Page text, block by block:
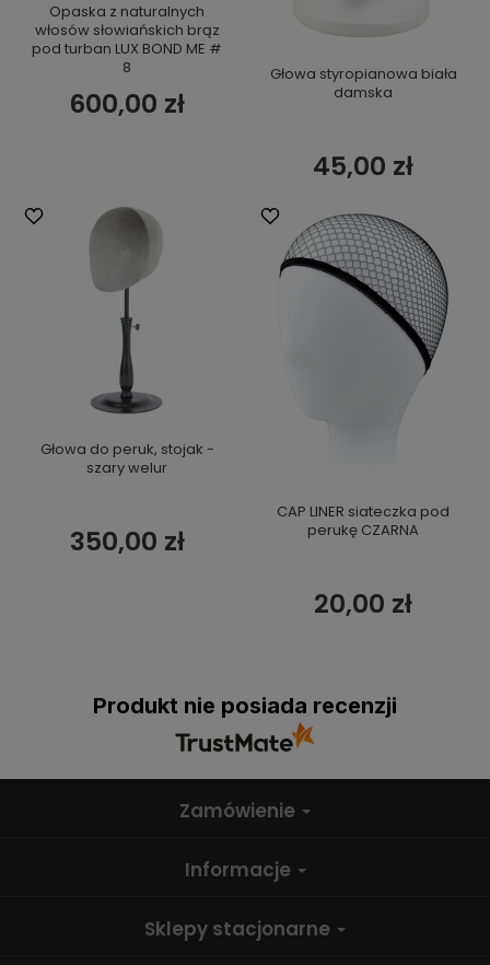
Opaska z naturalnych
włosów słowiańskich brąz
pod turban LUX BOND ME #
8
600,00 zł
Głowa styropianowa biała
damska
45,00 zł
Głowa do peruk, stojak -
szary welur
350,00 zł
CAP LINER siateczka pod
perukę CZARNA
20,00 zł
Produkt nie posiada recenzji
Zamówienie
Informacje
Sklepy stacjonarne